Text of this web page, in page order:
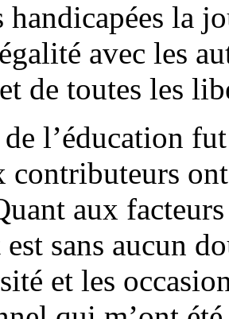
handicapées la
avec les
de toutes les
l’éducation
contributeurs
aux
sans aucun
et les